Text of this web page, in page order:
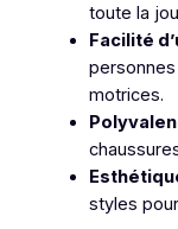
toute la
Facilité
motrices.
styles